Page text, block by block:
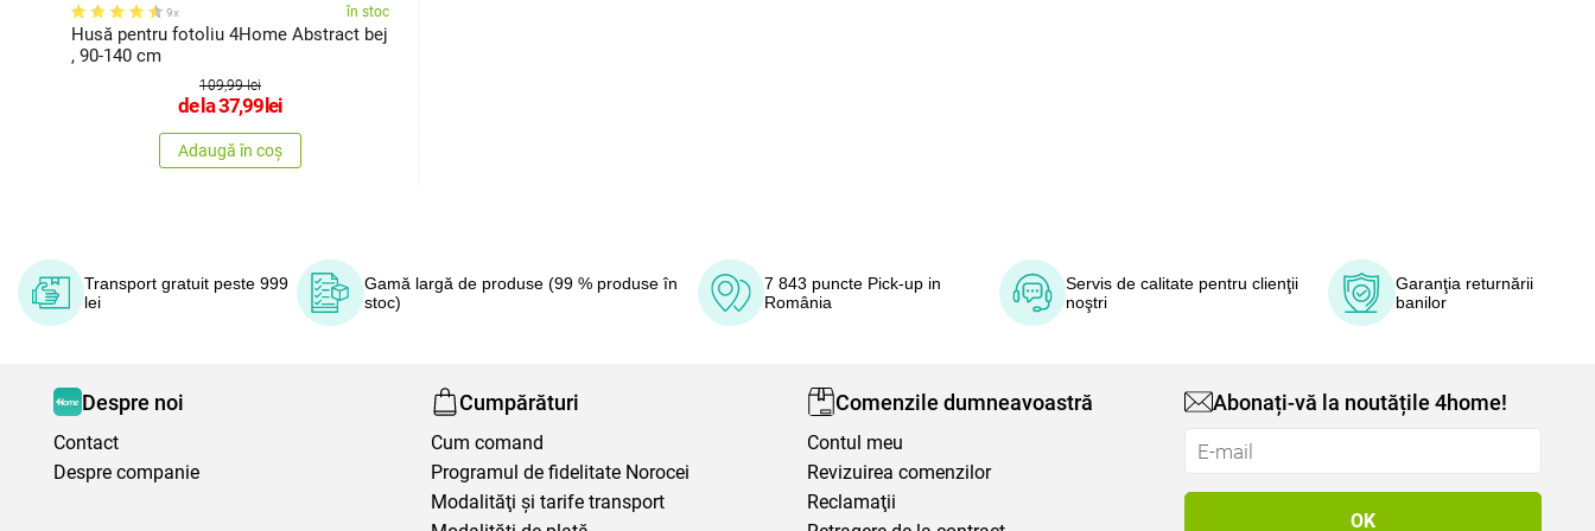
9x în stoc
Husă pentru fotoliu 4Home Abstract bej
, 90-140 cm
109,99 lei
de la37,99lei
Adaugă în coș
Transport gratuit peste 999
lei
Gamă largă de produse (99 % produse în
stoc)
7 843 puncte Pick-up in
România
Servis de calitate pentru clienţii
noştri
Garanţia returnării
banilor
Despre noi
Contact
Despre companie
Cumpărături
Cum comand
Programul de fidelitate Norocei
Modalităţi şi tarife transport
Comenzile dumneavoastră
Contul meu
Revizuirea comenzilor
Reclamaţii
Abonați-vă la noutățile 4home!